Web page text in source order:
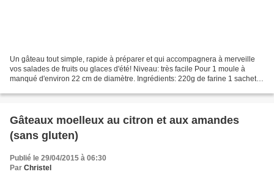
Un gâteau tout simple, rapide à préparer et qui accompagnera à merveille
vos salades de fruits ou glaces d'été! Niveau: très facile Pour 1 moule à
manqué d'environ 22 cm de diamètre. Ingrédients: 220g de farine 1 sachet
Gâteaux moelleux au citron et aux amandes
(sans gluten)
Publié le 29/04/2015 à 06:30
Par Christel